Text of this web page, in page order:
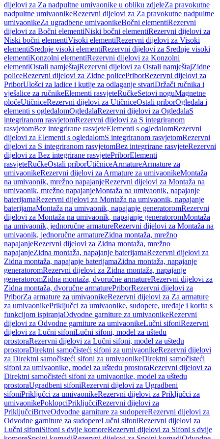
dijelovi za Za nadpultne umivaonike u obliku zdjeleZa pravokutne
nadpultne umivaonikeRezervni dijelovi za Za pravokutne nadpultne
umivaonikeZa ugradbene umivaonikeBočni elementiRezervni
dijelovi za Bočni elementiNiski bočni elementiRezervni dijelovi za
Niski bočni elementiVisoki elementiRezervni dijelovi za Visoki
elementiSrednje visoki elementiRezervni dijelovi za Srednje visoki
elementiKonzolni elementiRezervni dijelovi za Konzolni
elementiOstali namještajRezervni dijelovi za Ostali namještajZidne
policeRezervni dijelovi za Zidne policePriborRezervni dijelovi za
PriborUlošci za ladice i kutije za odlaganje stvariDržači ručnika i
vješalice za ručnikeElementi rasvjeteRučkeSetovi noguMagnetne
pločeUtičniceRezervni dijelovi za UtičniceOstali priborOgledala i
elementi s ogledalomOgledalaRezervni dijelovi za OgledalaS
integriranom rasvjetomRezervni dijelovi za S integriranom
rasvjetomBez integrirane rasvjeteElementi s ogledalomRezervni
dijelovi za Elementi s ogledalomS integriranom rasvjetomRezervni
dijelovi za S integriranom rasvjetomBez integrirane rasvjeteRezervni
dijelovi za Bez integrirane rasvjetePriborElementi
rasvjeteRučkeOstali priborUtičniceArmatureArmature za
umivaonikeRezervni dijelovi za Armature za umivaonikeMontaža
na umivaonik, mrežno napajanjeRezervni dijelovi za Montaža na
umivaonik, mrežno napajanjeMontaža na umivaonik, napajanje
baterijamaRezervni dijelovi za Montaža na umivaonik, napajanje
baterijamaMontaža na umivaonik, napajanje generatoromRezervni
dijelovi za Montaža na umivaonik, napajanje generatoromMontaža
na umivaonik, jednoručne armatureRezervni dijelovi za Montaža na
umivaonik, jednoručne armatureZidna montaža, mrežno
napajanjeRezervni dijelovi za Zidna montaža, mrežno
napajanjeZidna montaža, napajanje baterijamaRezervni dijelovi za
Zidna montaža, napajanje baterijamaZidna montaža, napajanje
generatoromRezervni dijelovi za Zidna montaža, napajanje
generatoromZidna montaža, dvoručne armatureRezervni dijelovi za
Zidna montaža, dvoručne armaturePriborRezervni dijelovi za
PriborZa armature za umivaonikeRezervni dijelovi za Za armature
za umivaonikePriključci za umivaonike, sudopere, uređaje i korita s
funkcijom ispiranjaOdvodne garniture za umivaonikeRezervni
dijelovi za Odvodne garniture za umivaonikeLučni sifoniRezervni
dijelovi za Lučni sifoniLučni sifoni, model za uštedu
prostoraRezervni dijelovi za Lučni sifoni, model za uštedu
prostoraDirektni samočisteći sifoni za umivaonikeRezervni dijelovi
za Direktni samočisteći sifoni za umivaonikeDirektni samočisteći
sifoni za umivaonike, model za uštedu prostoraRezervni dijelovi za
Direktni samočisteći sifoni za umivaonike, model za uštedu
prostoraUgradbeni sifoniRezervni dijelovi za Ugradbeni
sifoniPriključci za umivaonikeRezervni dijelovi za Priključci za
umivaonikePoklopciPriključciRezervni dijelovi za
PriključciBrtveOdvodne garniture za sudopereRezervni dijelovi za
Odvodne garniture za sudopereLučni sifoniRezervni dijelovi za
Lučni sifoniSifoni s dvije komoreRezervni dijelovi za Sifoni s dvije